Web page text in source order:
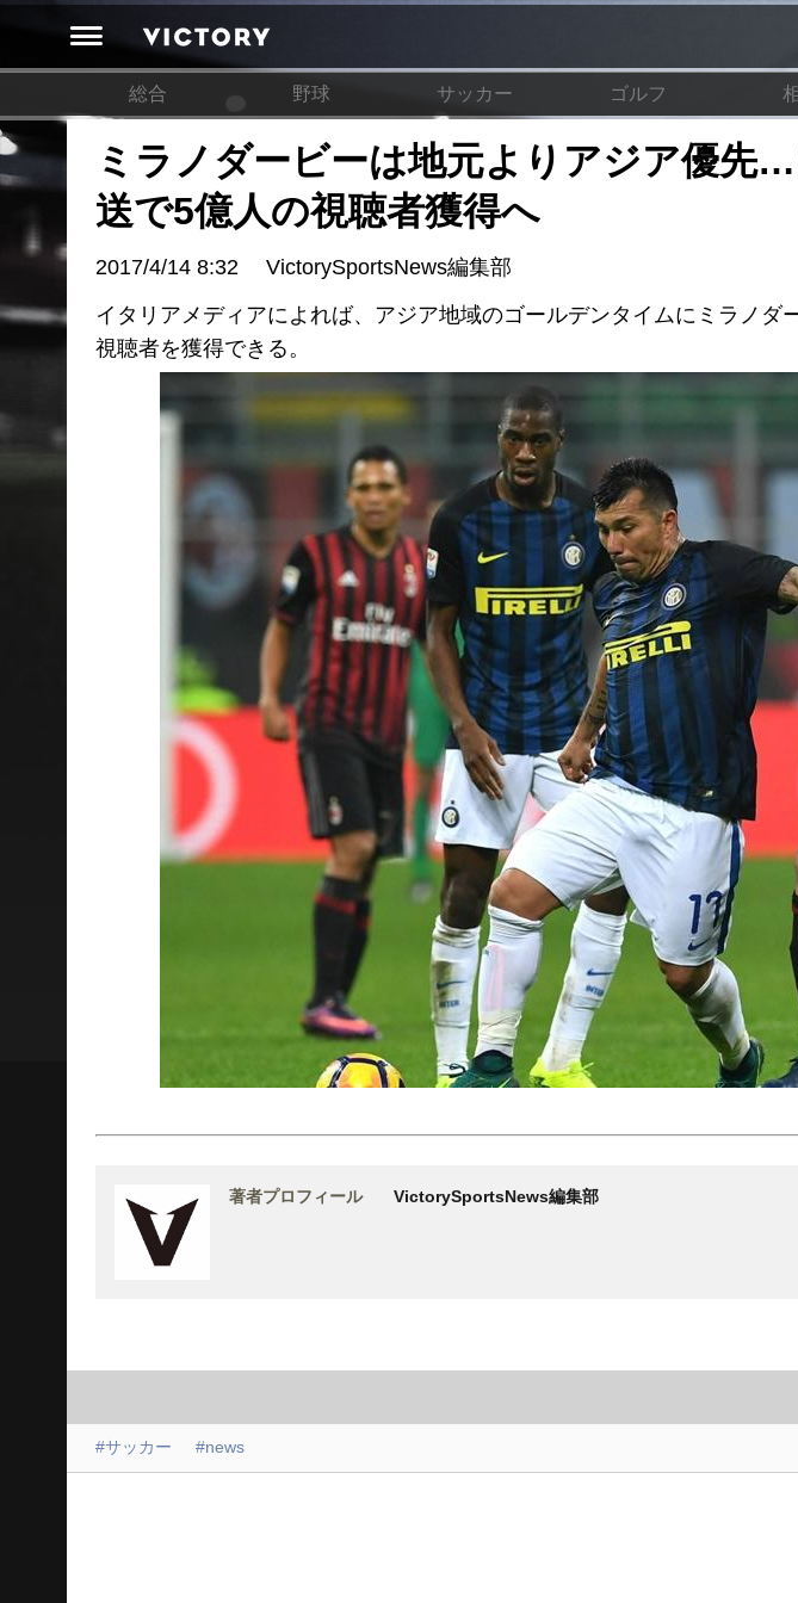
総合 野球 サッカー ゴルフ
ミラノダービーは地元よりアジア優先
送で5億人の視聴者獲得へ
2017/4/14 8:32
VictorySportsNews編集部
イタリアメディアによれば、アジア地域のゴールデンタイムにミラノダ
視聴者を獲得できる。
著者プロフィール VictorySportsNews編集部
#サッカー #news